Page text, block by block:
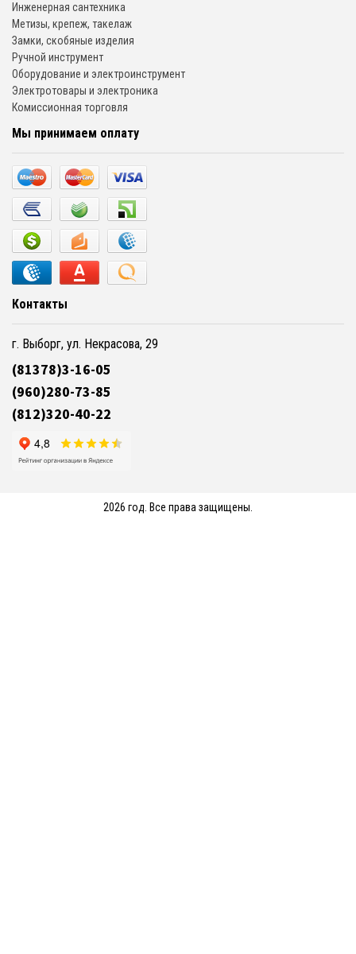
Инженерная сантехника
Метизы, крепеж, такелаж
Замки, скобяные изделия
Ручной инструмент
Оборудование и электроинструмент
Электротовары и электроника
Комиссионная торговля
Мы принимаем оплату
Контакты
г. Выборг, ул. Некрасова, 29
(81378)3-16-05
(960)280-73-85
(812)320-40-22
2026 год. Все права защищены.